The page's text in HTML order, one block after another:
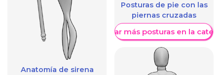
Anatomía de sirena
Posturas de pie con las
piernas cruzadas
Mostrar más posturas en la